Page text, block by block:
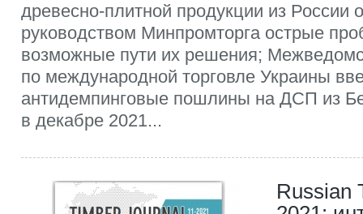
древесно-плитной продукции из России
руководством Минпромторга острые
возможные пути их решения;
по международной торговле Украины
антидемпинговые пошлины на ДСП из
в декабре 2021...
Russian